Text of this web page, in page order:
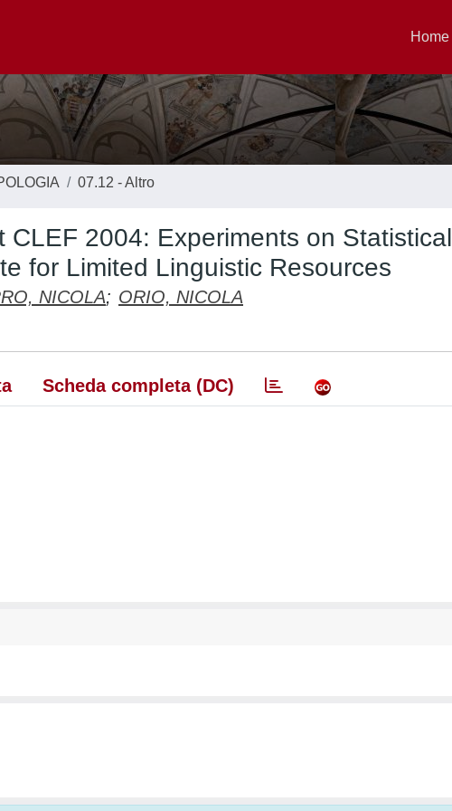
Home
07.12 - Altro
2004: Experiments on Statistical
for Limited Linguistic Resources
NICOLA; ORIO, NICOLA
Scheda completa (DC)